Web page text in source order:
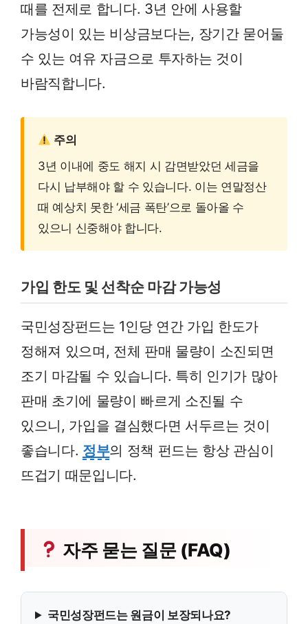
때를 전제로 합니다. 3년 안에 사용할
가능성이 있는 비상금보다는, 장기간 묻어둘
수 있는 여유 자금으로 투자하는 것이
바람직합니다.
주의
3년 이내에 중도 해지 시 감면받았던 세금을
다시 납부해야 할 수 있습니다. 이는 연말정산
때 예상치 못한 ‘세금 폭탄’으로 돌아올 수
있으니 신중해야 합니다.
가입 한도 및 선착순 마감 가능성
국민성장펀드는 1인당 연간 가입 한도가
정해져 있으며, 전체 판매 물량이 소진되면
조기 마감될 수 있습니다. 특히 인기가 많아
판매 초기에 물량이 빠르게 소진될 수
있으니, 가입을 결심했다면 서두르는 것이
좋습니다. 정부의 정책 펀드는 항상 관심이
뜨겁기 때문입니다.
자주 묻는 질문 (FAQ)
국민성장펀드는 원금이 보장되나요?